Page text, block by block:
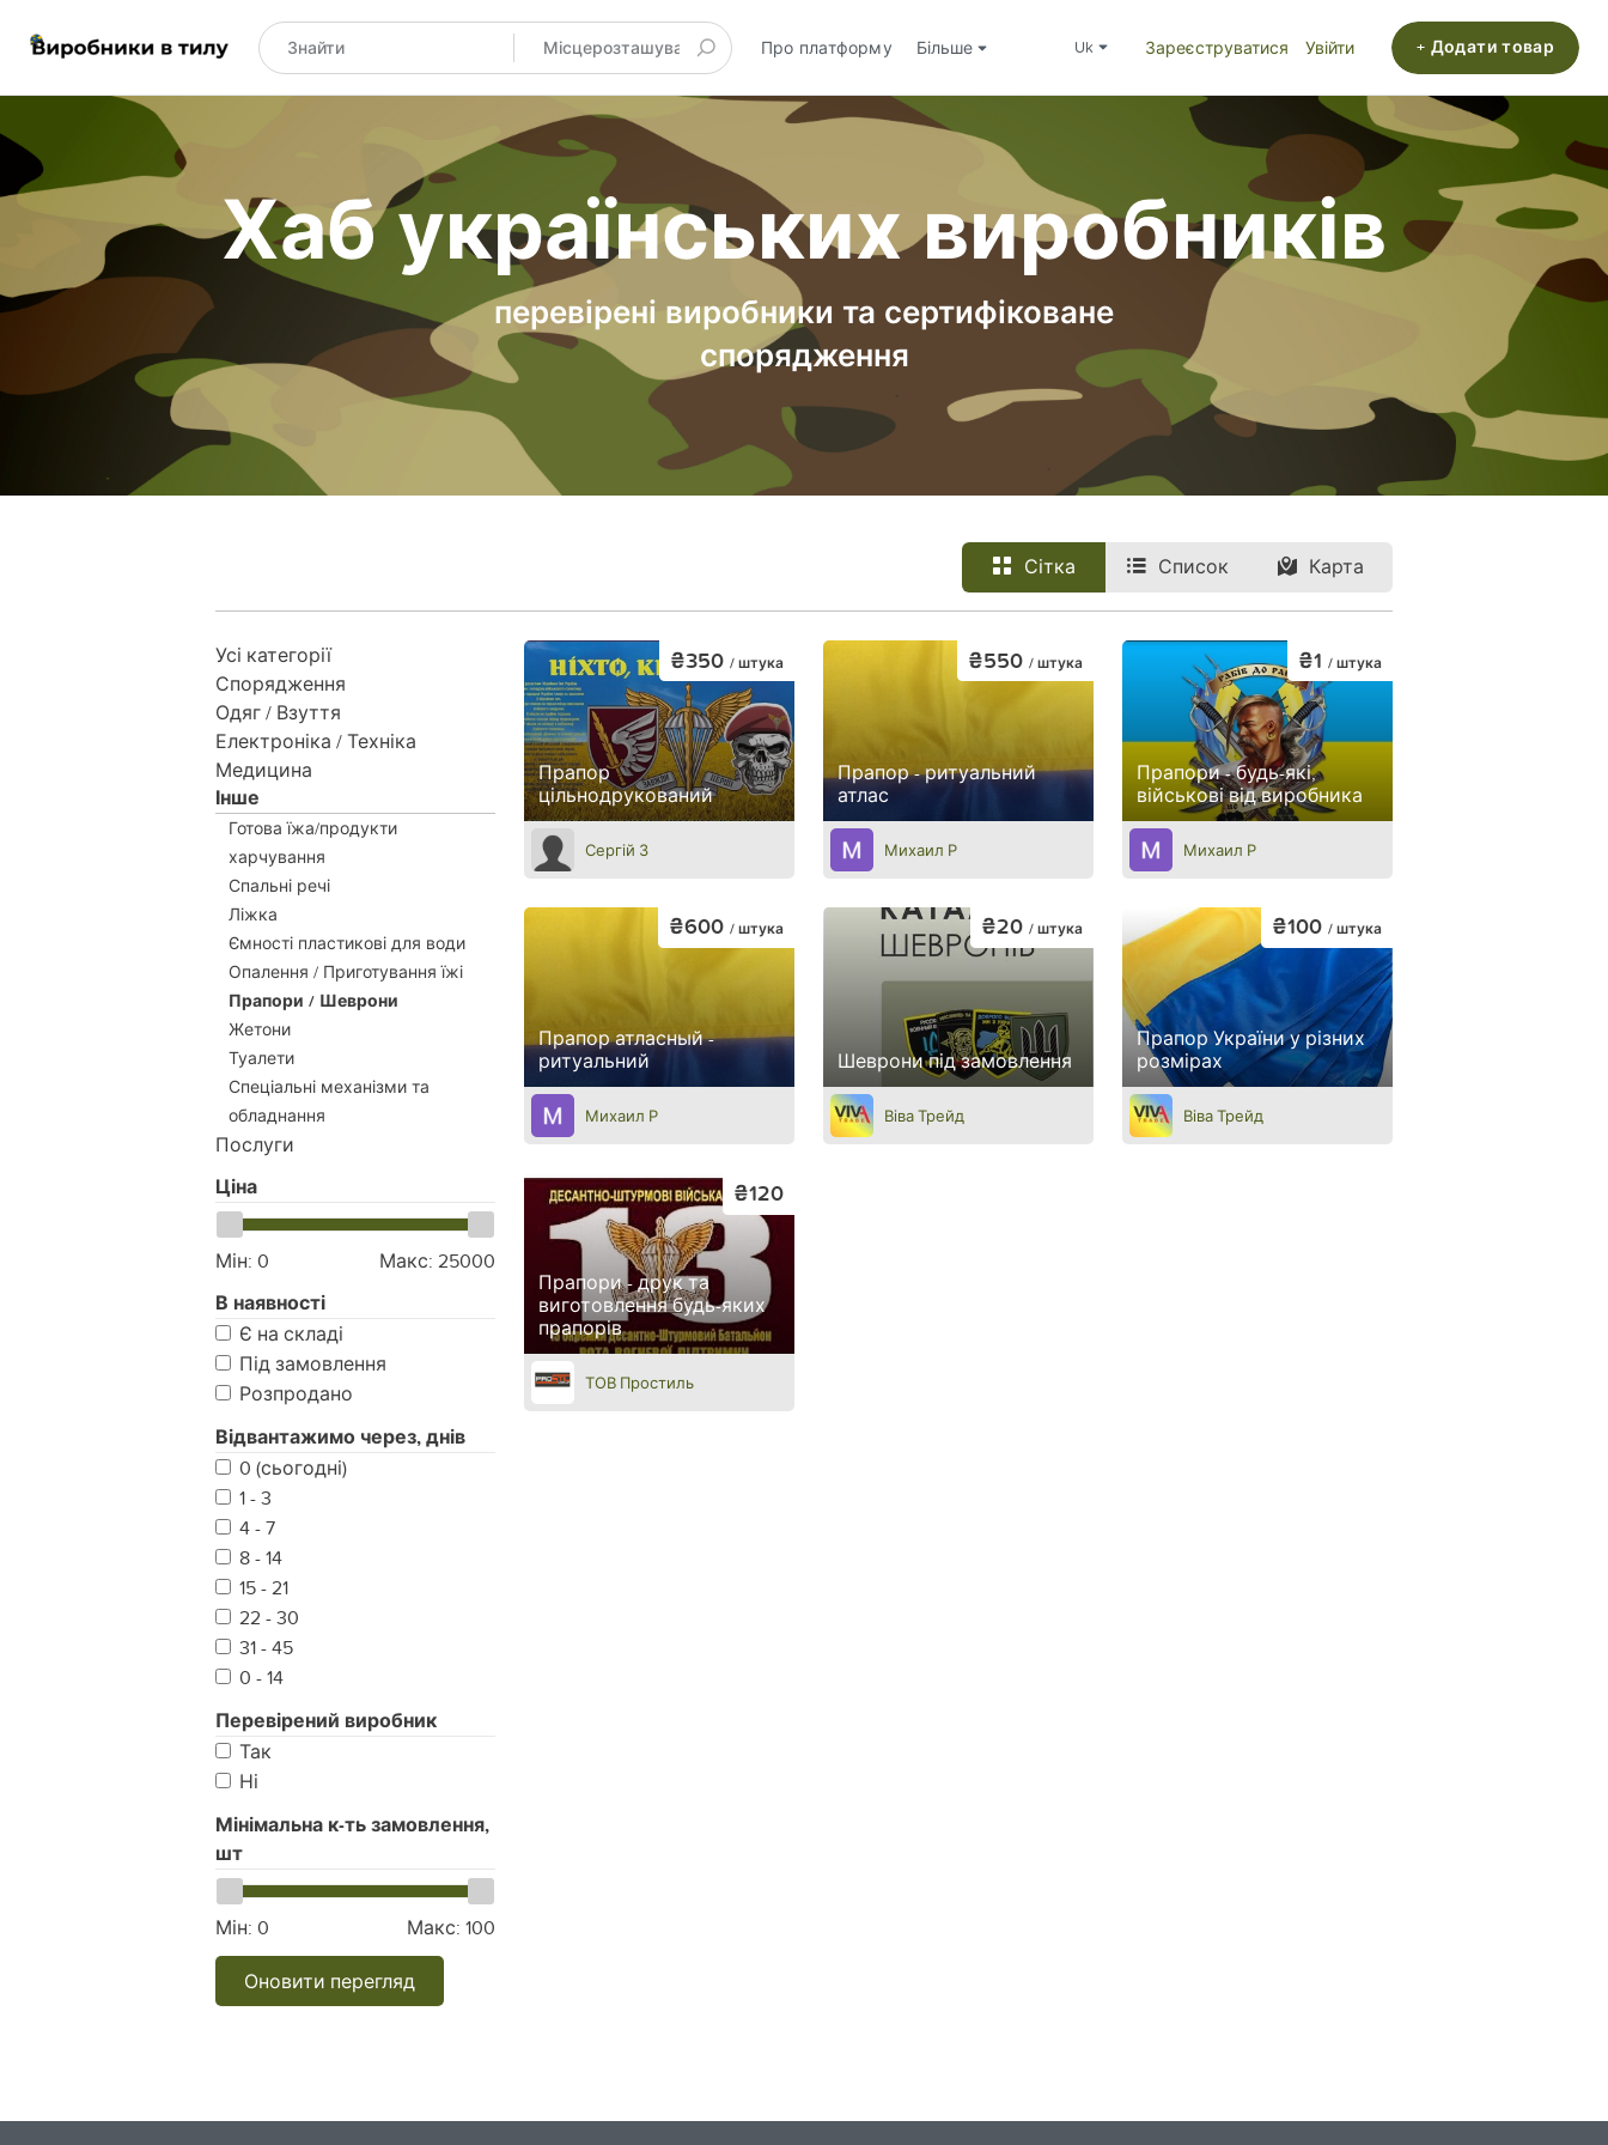
Про платформу Більше uk Зареєструватися Увійти + Додати товар
Хаб українських виробників
перевірені виробники та сертифіковане
спорядження
Сітка Список Карта
Усі категорії
Спорядження
Одяг / Взуття
Електроніка / Техніка
Медицина
Інше
Готова їжа/продукти
харчування
Спальні речі
Ліжка
Ємності пластикові для води
Опалення / Приготування їжі
Прапори / Шеврони
Жетони
Туалети
Спеціальні механізми та
обладнання
Послуги
Ціна
Мін: 0 Макс: 25000
В наявності
Є на складі
Під замовлення
Розпродано
Відвантажимо через, днів
0 (сьогодні)
1 - 3
4 - 7
8 - 14
15 - 21
22 - 30
31 - 45
0 - 14
Перевірений виробник
Так
Ні
Мінімальна к-ть замовлення,
шт
Мін: 0 Макс: 100
Оновити перегляд
Прапор
цільнодрукований
₴350 / штука
Сергій З
Прапор - ритуальний
атлас
₴550 / штука
Михаил Р
Прапори - будь-які,
військові від виробника
₴1 / штука
Михаил Р
Прапор атласный -
ритуальний
₴600 / штука
Михаил Р
Шеврони під замовлення
₴20 / штука
Віва Трейд
Прапор України у різних
розмірах
₴100 / штука
Віва Трейд
Прапори - друк та
виготовлення будь-яких
прапорів
₴120
ТОВ Простиль